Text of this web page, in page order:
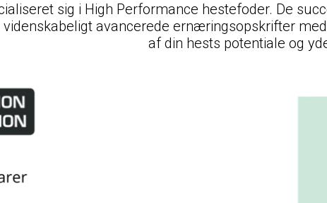
sig i High Performance hestefoder. De
avancerede ernæringsopskrifter
af din hests potentiale og